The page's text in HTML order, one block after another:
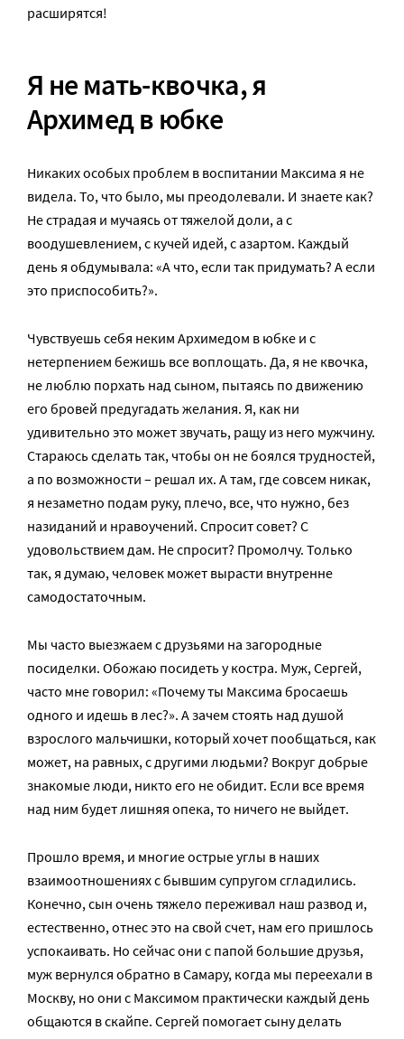
расширятся!
Я не мать-квочка, я
Архимед в юбке
Никаких особых проблем в воспитании Максима я не
видела. То, что было, мы преодолевали. И знаете как?
Не страдая и мучаясь от тяжелой доли, а с
воодушевлением, с кучей идей, с азартом. Каждый
день я обдумывала: «А что, если так придумать? А если
это приспособить?».
Чувствуешь себя неким Архимедом в юбке и с
нетерпением бежишь все воплощать. Да, я не квочка,
не люблю порхать над сыном, пытаясь по движению
его бровей предугадать желания. Я, как ни
удивительно это может звучать, ращу из него мужчину.
Стараюсь сделать так, чтобы он не боялся трудностей,
а по возможности – решал их. А там, где совсем никак,
я незаметно подам руку, плечо, все, что нужно, без
назиданий и нравоучений. Спросит совет? С
удовольствием дам. Не спросит? Промолчу. Только
так, я думаю, человек может вырасти внутренне
самодостаточным.
Мы часто выезжаем с друзьями на загородные
посиделки. Обожаю посидеть у костра. Муж, Сергей,
часто мне говорил: «Почему ты Максима бросаешь
одного и идешь в лес?». А зачем стоять над душой
взрослого мальчишки, который хочет пообщаться, как
может, на равных, с другими людьми? Вокруг добрые
знакомые люди, никто его не обидит. Если все время
над ним будет лишняя опека, то ничего не выйдет.
Прошло время, и многие острые углы в наших
взаимоотношениях с бывшим супругом сгладились.
Конечно, сын очень тяжело переживал наш развод и,
естественно, отнес это на свой счет, нам его пришлось
успокаивать. Но сейчас они с папой большие друзья,
муж вернулся обратно в Самару, когда мы переехали в
Москву, но они с Максимом практически каждый день
общаются в скайпе. Сергей помогает сыну делать